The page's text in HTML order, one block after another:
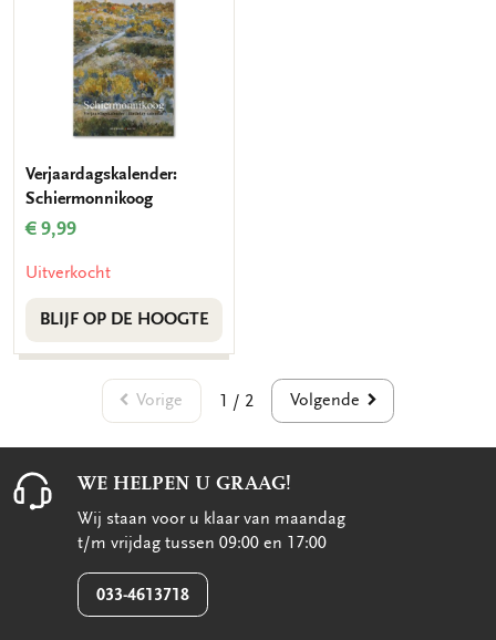
Verjaardagskalender:
Schiermonnikoog
€ 9,99
Uitverkocht
BLIJF OP DE HOOGTE
Vorige 1 / 2 Volgende
WE HELPEN U GRAAG!
Wij staan voor u klaar van maandag
t/m vrijdag tussen 09:00 en 17:00
033-4613718